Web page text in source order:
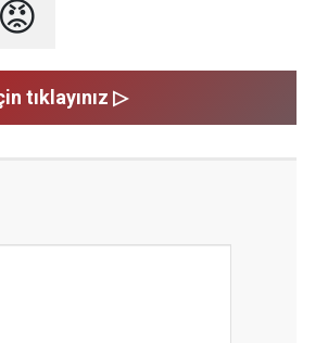
😡
tıklayınız ▷